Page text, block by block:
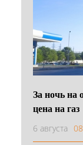
За ночь на
цена на газ
6 августа